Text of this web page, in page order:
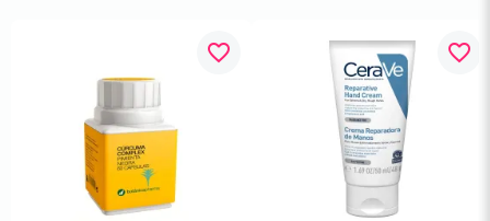
favorite_border favorite_border